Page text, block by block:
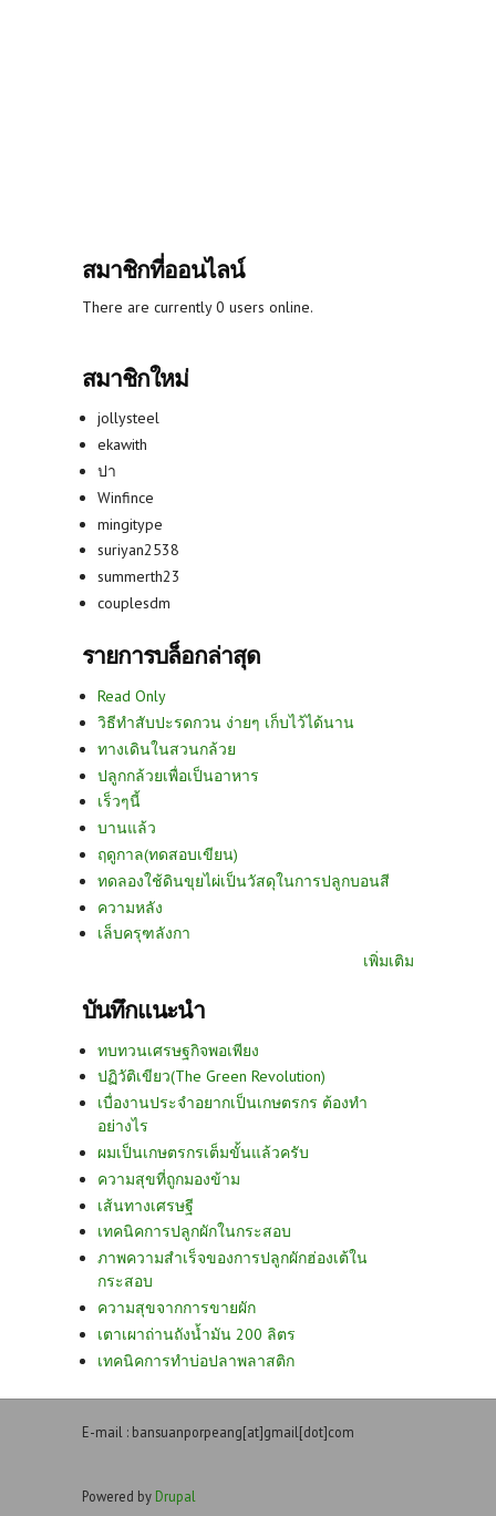
สมาชิกที่ออนไลน์
There are currently 0 users online.
สมาชิกใหม่
jollysteel
ekawith
ปา
Winfince
mingitype
suriyan2538
summerth23
couplesdm
รายการบล็อกล่าสุด
Read Only
วิธีทำสับปะรดกวน ง่ายๆ เก็บไว้ได้นาน
ทางเดินในสวนกล้วย
ปลูกกล้วยเพื่อเป็นอาหาร
เร็วๆนี้
บานแล้ว
ฤดูกาล(ทดสอบเขียน)
ทดลองใช้ดินขุยไผ่เป็นวัสดุในการปลูกบอนสี
ความหลัง
เล็บครุฑลังกา
เพิ่มเติม
บันทึกแนะนำ
ทบทวนเศรษฐกิจพอเพียง
ปฏิวัติเขียว(The Green Revolution)
เบื่องานประจำอยากเป็นเกษตรกร ต้องทำ
อย่างไร
ผมเป็นเกษตรกรเต็มขั้นแล้วครับ
ความสุขที่ถูกมองข้าม
เส้นทางเศรษฐี
เทคนิคการปลูกผักในกระสอบ
ภาพความสำเร็จของการปลูกผักฮ่องเต้ใน
กระสอบ
ความสุขจากการขายผัก
เตาเผาถ่านถังน้ำมัน 200 ลิตร
เทคนิคการทำบ่อปลาพลาสติก
E-mail : bansuanporpeang[at]gmail[dot]com
Powered by Drupal